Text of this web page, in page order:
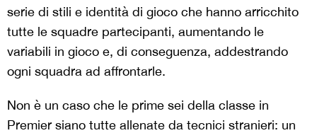
serie di stili e identità di gioco che hanno arricchito
tutte le squadre partecipanti, aumentando le
variabili in gioco e, di conseguenza, addestrando
ogni squadra ad affrontarle.
Non è un caso che le prime sei della classe in
Premier siano tutte allenate da tecnici stranieri: un